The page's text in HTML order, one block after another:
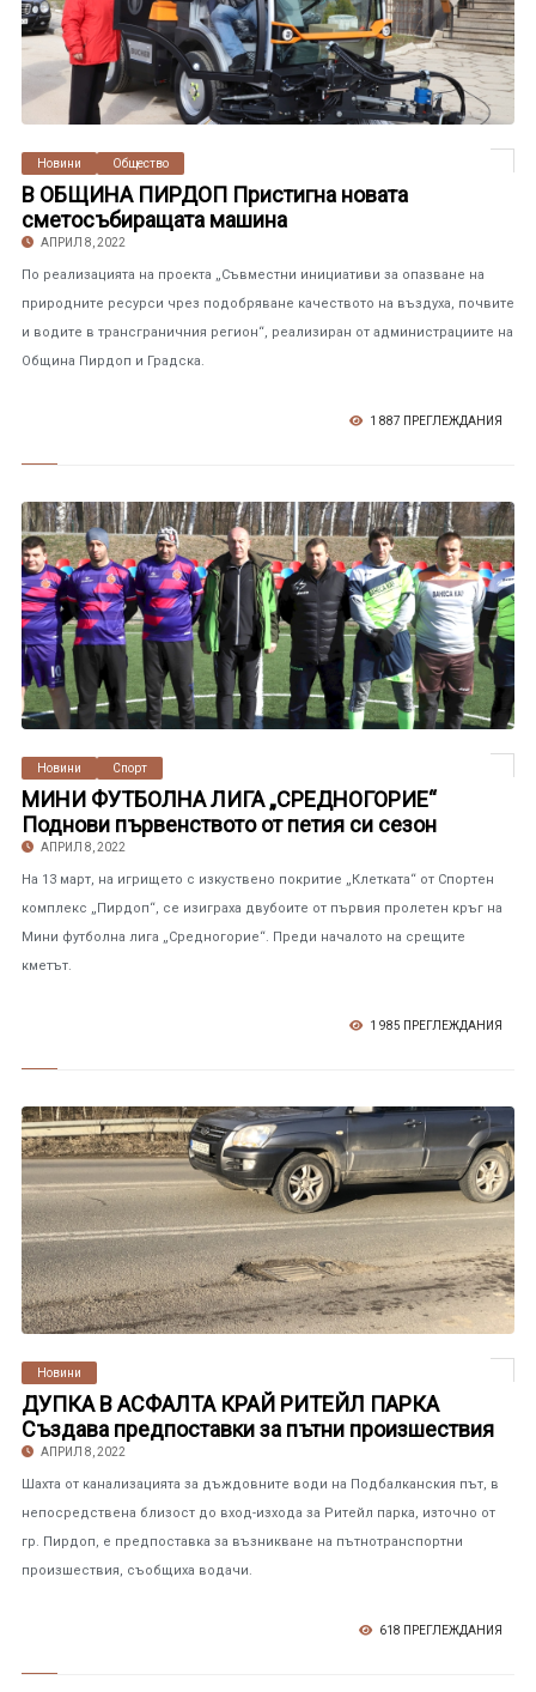
Новини Общество
В ОБЩИНА ПИРДОП Пристигна новата
сметосъбиращата машина
АПРИЛ 8, 2022
По реализацията на проекта „Съвместни инициативи за опазване на
природните ресурси чрез подобряване качеството на въздуха, почвите
и водите в трансграничния регион“, реализиран от администрациите на
Община Пирдоп и Градска.
1 887 ПРЕГЛЕЖДАНИЯ
Новини Спорт
МИНИ ФУТБОЛНА ЛИГА „СРЕДНОГОРИЕ“
Поднови първенството от петия си сезон
АПРИЛ 8, 2022
На 13 март, на игрището с изкуствено покритие „Клетката“ от Спортен
комплекс „Пирдоп“, се изиграха двубоите от първия пролетен кръг на
Мини футболна лига „Средногорие“. Преди началото на срещите
кметът.
1 985 ПРЕГЛЕЖДАНИЯ
Новини
ДУПКА В АСФАЛТА КРАЙ РИТЕЙЛ ПАРКА
Създава предпоставки за пътни произшествия
АПРИЛ 8, 2022
Шахта от канализацията за дъждовните води на Подбалканския път, в
непосредствена близост до вход-изхода за Ритейл парка, източно от
гр. Пирдоп, е предпоставка за възникване на пътнотранспортни
произшествия, съобщиха водачи.
618 ПРЕГЛЕЖДАНИЯ